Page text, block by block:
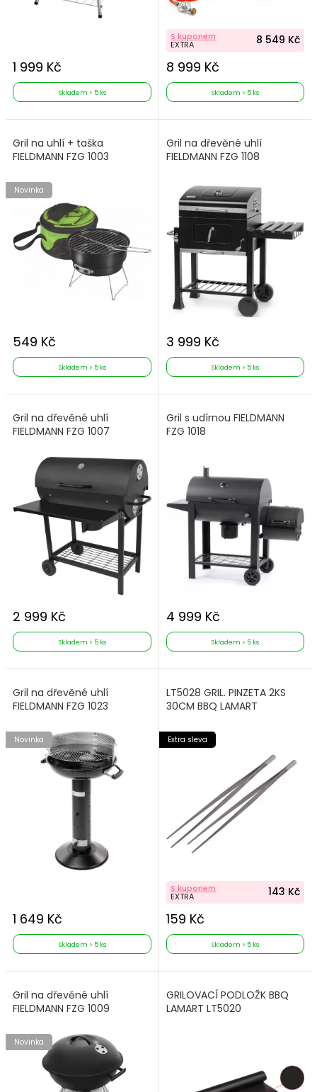
1 999 Kč
Skladem > 5 ks
S kuponem
EXTRA 8 549 Kč
8 999 Kč
Skladem > 5 ks
Gril na uhlí + taška
FIELDMANN FZG 1003
Novinka
549 Kč
Skladem > 5 ks
Gril na dřevěné uhlí
FIELDMANN FZG 1108
3 999 Kč
Skladem > 5 ks
Gril na dřevěné uhlí
FIELDMANN FZG 1007
2 999 Kč
Skladem > 5 ks
Gril s udírnou FIELDMANN
FZG 1018
4 999 Kč
Skladem > 5 ks
Gril na dřevěné uhlí
FIELDMANN FZG 1023
Novinka
1 649 Kč
Skladem > 5 ks
LT5028 GRIL. PINZETA 2KS
30CM BBQ LAMART
Extra sleva
S kuponem
EXTRA 143 Kč
159 Kč
Skladem > 5 ks
Gril na dřevěné uhlí
FIELDMANN FZG 1009
Novinka
GRILOVACÍ PODLOŽK BBQ
LAMART LT5020